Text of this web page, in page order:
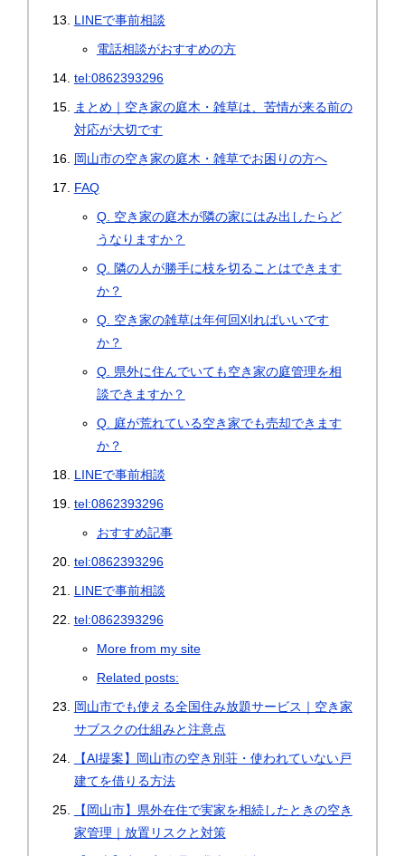
LINEで事前相談
電話相談がおすすめの方
tel:0862393296
まとめ｜空き家の庭木・雑草は、苦情が来る前の
対応が大切です
岡山市の空き家の庭木・雑草でお困りの方へ
FAQ
Q. 空き家の庭木が隣の家にはみ出したらど
うなりますか？
Q. 隣の人が勝手に枝を切ることはできます
か？
Q. 空き家の雑草は年何回刈ればいいです
か？
Q. 県外に住んでいても空き家の庭管理を相
談できますか？
Q. 庭が荒れている空き家でも売却できます
か？
LINEで事前相談
tel:0862393296
おすすめ記事
tel:0862393296
LINEで事前相談
tel:0862393296
More from my site
Related posts:
岡山市でも使える全国住み放題サービス｜空き家
サブスクの仕組みと注意点
【AI提案】岡山市の空き別荘・使われていない戸
建てを借りる方法
【岡山市】県外在住で実家を相続したときの空き
家管理｜放置リスクと対策